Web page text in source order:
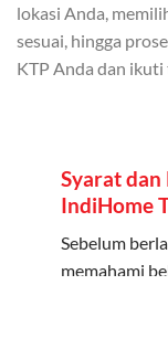
Kuota keluarga
untuk jaringan
Kuota ini
Cara
Daftarkan
melalui
Bagikan
lokasi Anda,
sesuai, hingga
KTP Anda dan
Syarat
IndiHome
Sebelum
memahami